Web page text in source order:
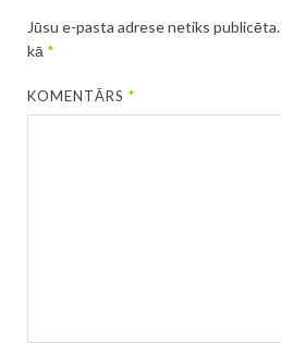
Jūsu e-pasta adrese netiks publicēta.
kā *
KOMENTĀRS*